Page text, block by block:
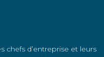
chefs d’entreprise et leurs